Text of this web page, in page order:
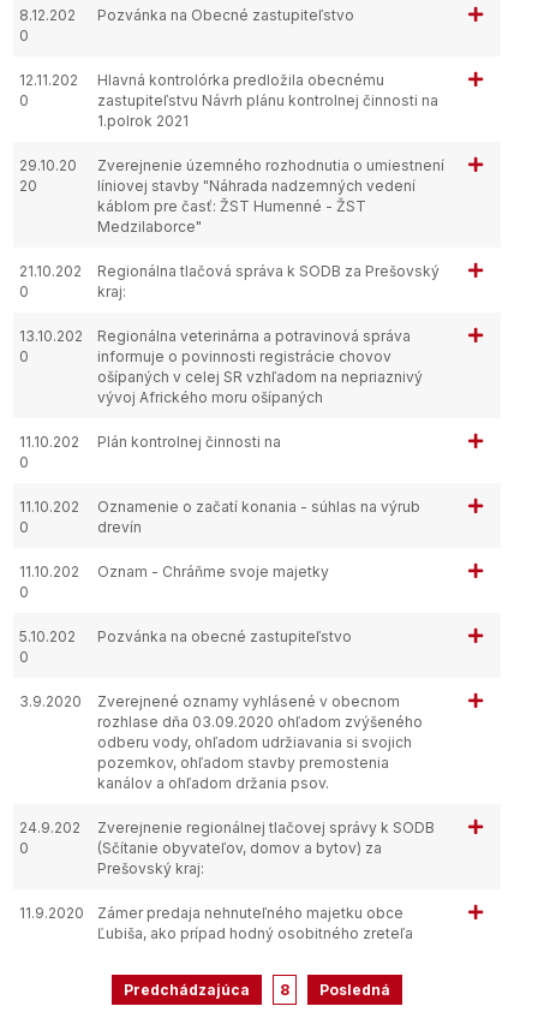
8.12.202
0
Pozvánka na Obecné zastupiteľstvo
12.11.202
0
Hlavná kontrolórka predložila obecnému
zastupiteľstvu Návrh plánu kontrolnej činnosti na
1.polrok 2021
29.10.20
20
Zverejnenie územného rozhodnutia o umiestnení
líniovej stavby "Náhrada nadzemných vedení
káblom pre časť: ŽST Humenné - ŽST
Medzilaborce"
21.10.202
0
Regionálna tlačová správa k SODB za Prešovský
kraj:
13.10.202
0
Regionálna veterinárna a potravinová správa
informuje o povinnosti registrácie chovov
ošípaných v celej SR vzhľadom na nepriaznivý
vývoj Afrického moru ošípaných
11.10.202
0
Plán kontrolnej činnosti na
11.10.202
0
Oznamenie o začatí konania - súhlas na výrub
drevín
11.10.202
0
Oznam - Chráňme svoje majetky
5.10.202
0
Pozvánka na obecné zastupiteľstvo
3.9.2020
Zverejnené oznamy vyhlásené v obecnom
rozhlase dňa 03.09.2020 ohľadom zvýšeného
odberu vody, ohľadom udržiavania si svojich
pozemkov, ohľadom stavby premostenia
kanálov a ohľadom držania psov.
24.9.202
0
Zverejnenie regionálnej tlačovej správy k SODB
(Sčítanie obyvateľov, domov a bytov) za
Prešovský kraj:
11.9.2020
Zámer predaja nehnuteľného majetku obce
Ľubiša, ako prípad hodný osobitného zreteľa
Predchádzajúca 8 Posledná